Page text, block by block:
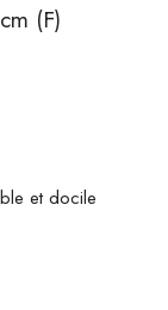
(F)
et docile